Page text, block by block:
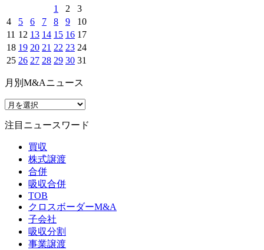
1
2
3
4
5 6 7 8 9
10
11 12 13 14 15 16 17
18 19 20 21 22 23 24
25 26 27 28 29 30 31
月別M&Aニュース
注目ニュースワード
買収
株式譲渡
合併
吸収合併
TOB
クロスボーダーM&A
子会社
吸収分割
事業譲渡